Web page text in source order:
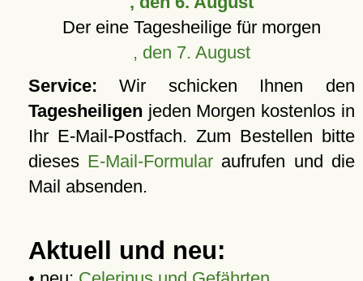
Der eine Tagesheilige für morgen
, den 7. August
Service: Wir schicken Ihnen den
Tagesheiligen jeden Morgen kostenlos in
Ihr E-Mail-Postfach. Zum Bestellen bitte
dieses E-Mail-Formular aufrufen und die
Mail absenden.
Aktuell und neu: